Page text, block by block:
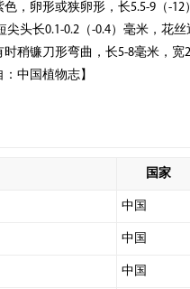
色，卵形或狭卵形，长5.5-9（-
尖头长0.1-0.2（-0.4）毫米，花
稍镰刀形弯曲，长5-8毫米，
中国植物志】
国家
中国
中国
中国